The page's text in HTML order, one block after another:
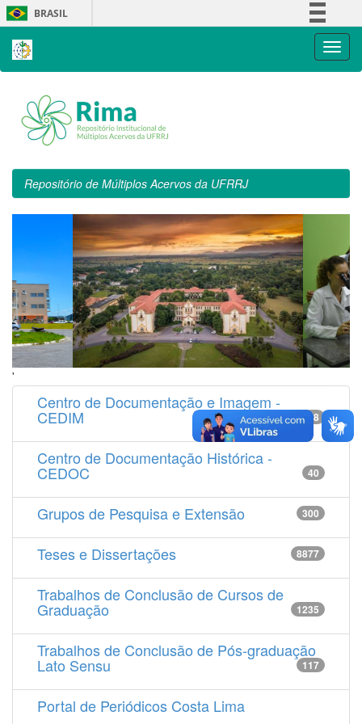
Skip
navigation
BRASIL
Repositório de Múltiplos Acervos da UFRRJ
'
Centro de Documentação e Imagem -
CEDIM 14538
Centro de Documentação Histórica -
CEDOC 40
Grupos de Pesquisa e Extensão 300
Teses e Dissertações 8877
Trabalhos de Conclusão de Cursos de
Graduação 1235
Trabalhos de Conclusão de Pós-graduação
Lato Sensu 117
Portal de Periódicos Costa Lima